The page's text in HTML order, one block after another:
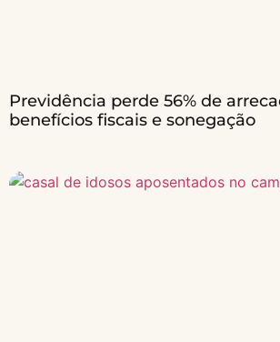
Previdência perde 56% de
benefícios fiscais e sonegação